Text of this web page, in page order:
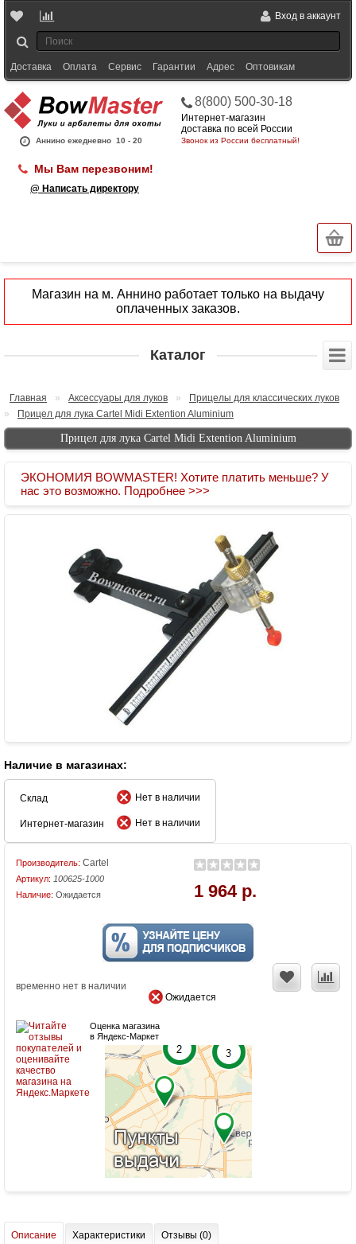
Вход в аккаунт
Доставка Оплата Сервис Гарантии Адрес Оптовикам
Аннино ежедневно 10 - 20
8(800) 500-30-18
Интернет-магазин
доставка по всей России
Звонок из России бесплатный!
Мы Вам перезвоним!
@ Написать директору
Магазин на м. Аннино работает только на выдачу
оплаченных заказов.
Каталог
Главная » Аксессуары для луков »
Прицелы для классических луков
»
Прицел для лука Cartel Midi Extention Aluminium
Прицел для лука Cartel Midi Extention Aluminium
ЭКОНОМИЯ BOWMASTER! Хотите платить меньше? У
нас это возможно. Подробнее >>>
Наличие в магазинах:
Склад Нет в наличии
Интернет-магазин Нет в наличии
Производитель: Cartel
Артикул: 100625-1000
Наличие: Ожидается 1 964 р.
временно нет в наличии
Ожидается
Оценка магазина
в Яндекс-Маркет
Описание Характеристики Отзывы (0)